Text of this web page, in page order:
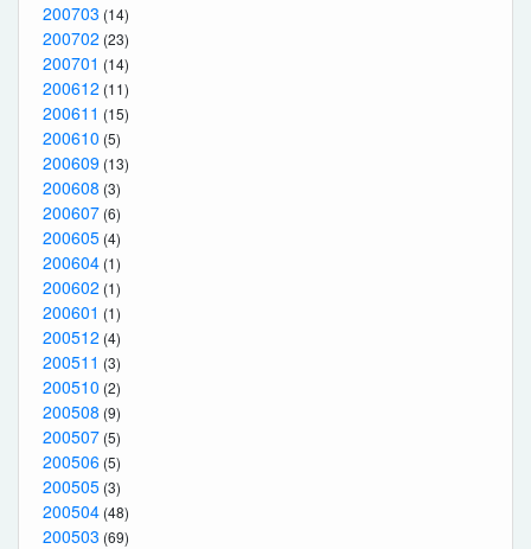
200703 (14)
200702 (23)
200701 (14)
200612 (11)
200611 (15)
200610 (5)
200609 (13)
200608 (3)
200607 (6)
200605 (4)
200604 (1)
200602 (1)
200601 (1)
200512 (4)
200511 (3)
200510 (2)
200508 (9)
200507 (5)
200506 (5)
200505 (3)
200504 (48)
200503 (69)